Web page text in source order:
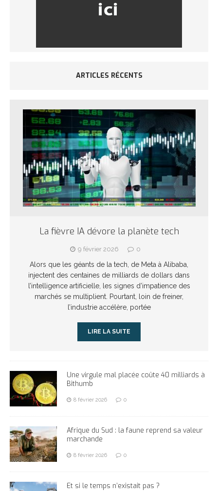
ARTICLES RÉCENTS
La fièvre IA dévore la planète tech
9 février 2026 0
Alors que les géants de la tech, de Meta à Alibaba,
injectent des centaines de milliards de dollars dans
l’intelligence artificielle, les signes d’impatience des
marchés se multiplient. Pourtant, loin de freiner,
l’industrie accélère, portée
LIRE LA SUITE
Une virgule mal placée coûte 40 milliards à
Bithumb
8 février 2026 0
Afrique du Sud : la faune reprend sa valeur
marchande
8 février 2026 0
Et si le temps n’existait pas ?